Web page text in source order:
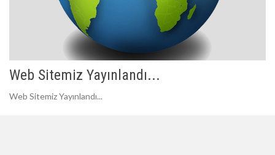
Web Sitemiz Yayınlandı...
Web Sitemiz Yayınlandı...